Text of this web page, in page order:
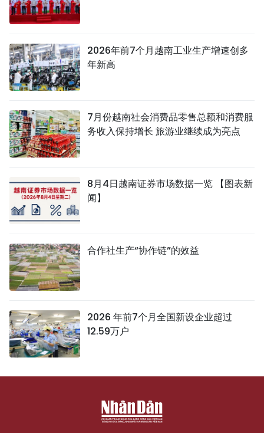
2026年前7个月越南工业生产增速创多
年新高
7月份越南社会消费品零售总额和消费服
务收入保持增长 旅游业继续成为亮点
8月4日越南证券市场数据一览 【图表新
闻】
合作社生产“协作链”的效益
2026 年前7个月全国新设企业超过
12.59万户